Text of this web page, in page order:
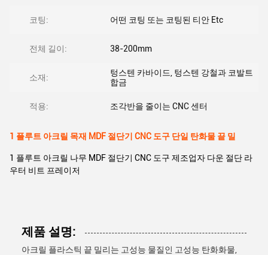
코팅: 어떤 코팅 또는 코팅된 티안 Etc
전체 길이: 38-200mm
소재:
텅스텐 카바이드, 텅스텐 강철과 코발트
합금
적용: 조각반을 줄이는 CNC 센터
1 플루트 아크릴 목재 MDF 절단기 CNC 도구 단일 탄화물 끝 밀
1 플루트 아크릴 나무 MDF 절단기 CNC 도구 제조업자 다운 절단 라
우터 비트 프레이저
제품 설명:
아크릴 플라스틱 끝 밀리는 고성능 물질인 고성능 탄화화물,